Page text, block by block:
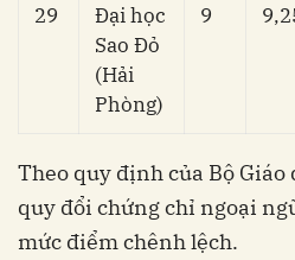
29
Đại học
Sao Đỏ
(Hải
Phòng)
9
Theo quy định của Bộ Giáo
quy đổi chứng chỉ ngoại
mức điểm chênh lệch.